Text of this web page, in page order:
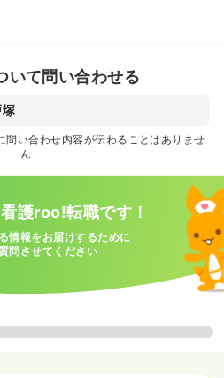
いて問い合わせる
い合わせ内容が伝わることはありませ
ん
護roo!転職です！
情報をお届けするために
問させてください